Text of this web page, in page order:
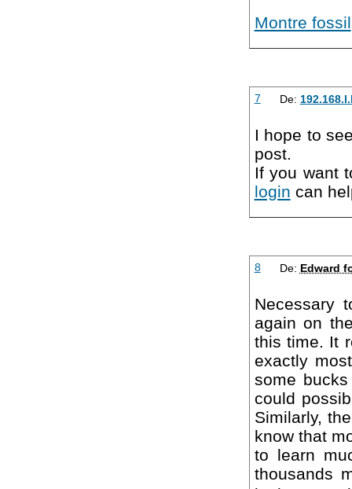
Montre fossil
7 De:
I hope to
post.
If you want
login can
8 De: Edward
Necessary
again on
this time. It
exactly
some
could
Similarly,
know that
to learn
thousands